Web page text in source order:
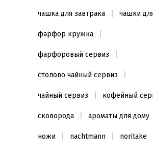
чашка для завтрака чашки
фарфор кружка
фарфоровый сервиз
столово чайный сервиз
чайный сервиз кофейный
сковорода ароматы для дому
ножи nachtmann noritake